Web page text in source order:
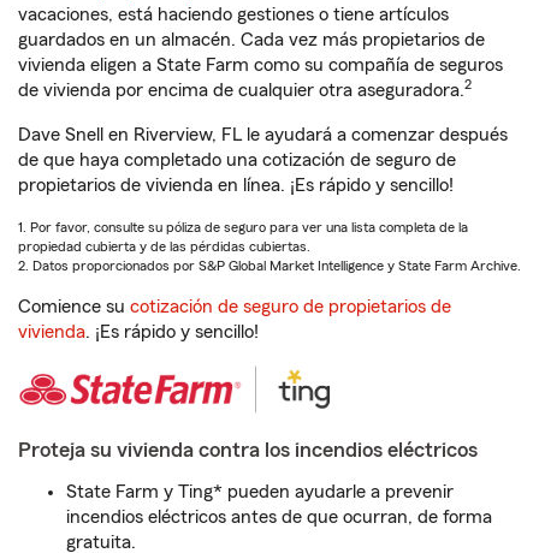
vacaciones, está haciendo gestiones o tiene artículos
guardados en un almacén. Cada vez más propietarios de
vivienda eligen a State Farm como su compañía de seguros
de vivienda por encima de cualquier otra aseguradora.2
Dave Snell en Riverview, FL le ayudará a comenzar después
de que haya completado una cotización de seguro de
propietarios de vivienda en línea. ¡Es rápido y sencillo!
1. Por favor, consulte su póliza de seguro para ver una lista completa de la
propiedad cubierta y de las pérdidas cubiertas.
2. Datos proporcionados por S&P Global Market Intelligence y State Farm Archive.
Comience su cotización de seguro de propietarios de
vivienda. ¡Es rápido y sencillo!
Proteja su vivienda contra los incendios eléctricos
State Farm y Ting* pueden ayudarle a prevenir
incendios eléctricos antes de que ocurran, de forma
gratuita.